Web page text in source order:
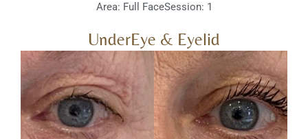
Area: Full Face
UnderEye & Eyelid